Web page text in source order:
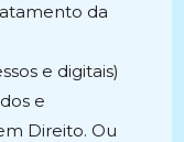
da
e digitais)
e
Direito. Ou